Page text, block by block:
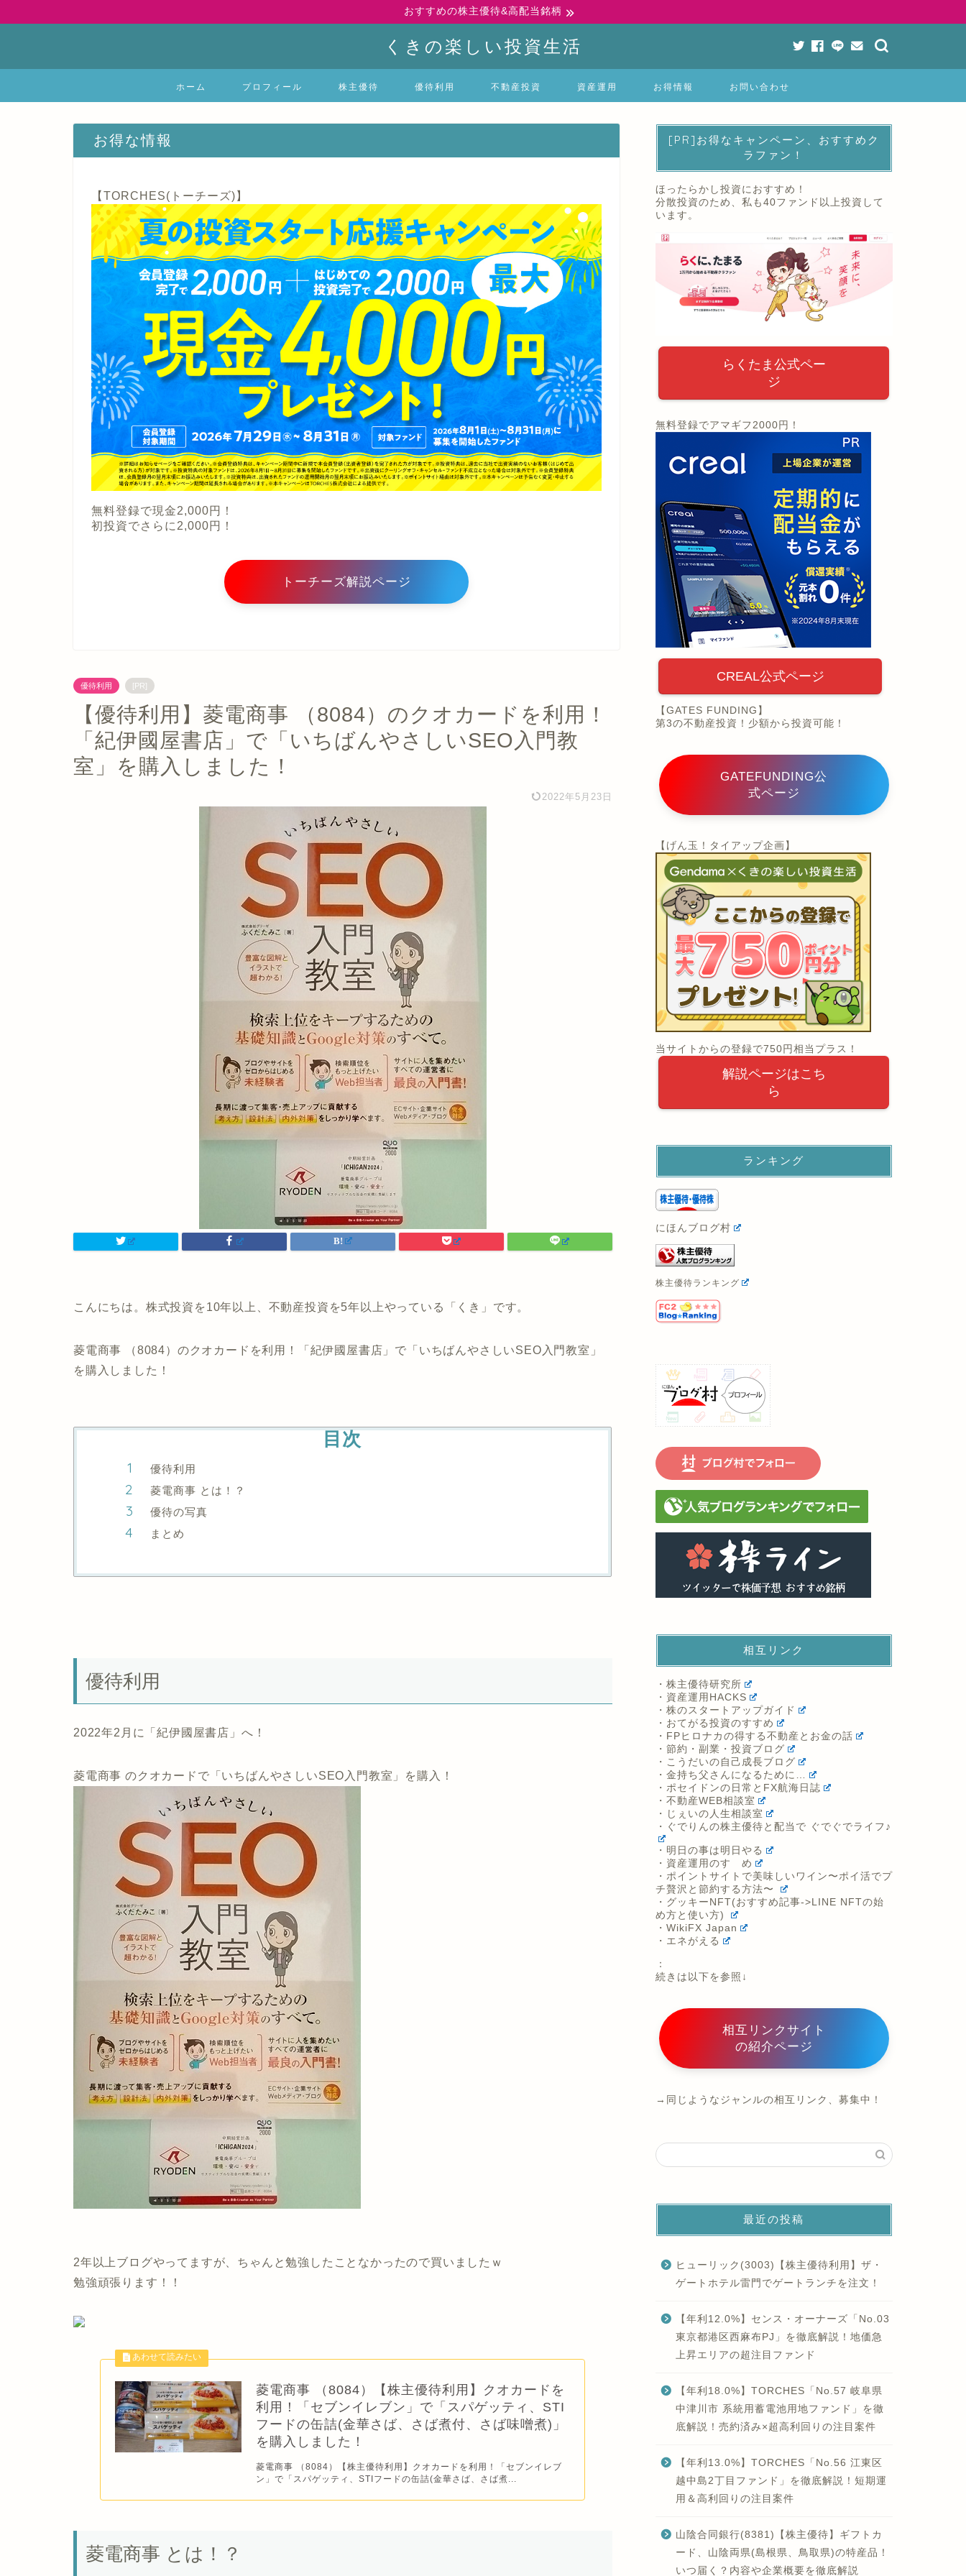
おすすめの株主優待&高配当銘柄
くきの楽しい投資生活
ホーム プロフィール 株主優待 優待利用 不動産投資 資産運用 お得情報 お問い合わせ
お得な情報
【TORCHES(トーチーズ)】
無料登録で現金2,000円！
初投資でさらに2,000円！
トーチーズ解説ページ
優待利用 [PR]
【優待利用】菱電商事 （8084）のクオカードを利用！
「紀伊國屋書店」で「いちばんやさしいSEO入門教
室」を購入しました！
2022年5月23日
こんにちは。株式投資を10年以上、不動産投資を5年以上やっている「くき」です。
菱電商事 （8084）のクオカードを利用！「紀伊國屋書店」で「いちばんやさしいSEO入門教室」
を購入しました！
目次
優待利用
菱電商事 とは！？
優待の写真
まとめ
優待利用
2022年2月に「紀伊國屋書店」へ！
菱電商事 のクオカードで「いちばんやさしいSEO入門教室」を購入！
2年以上ブログやってますが、ちゃんと勉強したことなかったので買いましたｗ
勉強頑張ります！！
菱電商事 （8084）【株主優待利用】クオカードを
利用！「セブンイレブン」で「スパゲッティ、STI
フードの缶詰(金華さば、さば煮付、さば味噌煮)」
を購入しました！
菱電商事 （8084）【株主優待利用】クオカードを利用！「セブンイレブ
ン」で「スパゲッティ、STIフードの缶詰(金華さば、さば煮...
菱電商事 とは！？
[PR]お得なキャンペーン、おすすめク
ラファン！
ほったらかし投資におすすめ！
分散投資のため、私も40ファンド以上投資して
います。
らくたま公式ペー
ジ
無料登録でアマギフ2000円！
CREAL公式ページ
【GATES FUNDING】
第3の不動産投資！少額から投資可能！
GATEFUNDING公
式ページ
【げん玉！タイアップ企画】
当サイトからの登録で750円相当プラス！
解説ページはこち
ら
ランキング
にほんブログ村
株主優待ランキング
相互リンク
・株主優待研究所
・資産運用HACKS
・株のスタートアップガイド
・おてがる投資のすすめ
・FPヒロナカの得する不動産とお金の話
・節約・副業・投資ブログ
・こうだいの自己成長ブログ
・金持ち父さんになるために…
・ポセイドンの日常とFX航海日誌
・不動産WEB相談室
・じぇいの人生相談室
・ぐでりんの株主優待と配当で ぐでぐでライフ♪
・明日の事は明日やる
・資産運用のすゝめ
・ポイントサイトで美味しいワイン〜ポイ活でプ
チ贅沢と節約する方法〜
・グッキーNFT(おすすめ記事->LINE NFTの始
め方と使い方)
・WikiFX Japan
・エネがえる
：
続きは以下を参照↓
相互リンクサイト
の紹介ページ
→同じようなジャンルの相互リンク、募集中！
最近の投稿
ヒューリック(3003)【株主優待利用】ザ・
ゲートホテル雷門でゲートランチを注文！
【年利12.0%】センス・オーナーズ「No.03
東京都港区西麻布PJ」を徹底解説！地価急
上昇エリアの超注目ファンド
【年利18.0%】TORCHES「No.57 岐阜県
中津川市 系統用蓄電池用地ファンド」を徹
底解説！売約済み×超高利回りの注目案件
【年利13.0%】TORCHES「No.56 江東区
越中島2丁目ファンド」を徹底解説！短期運
用＆高利回りの注目案件
山陰合同銀行(8381)【株主優待】ギフトカ
ード、山陰両県(島根県、鳥取県)の特産品！
いつ届く？内容や企業概要を徹底解説